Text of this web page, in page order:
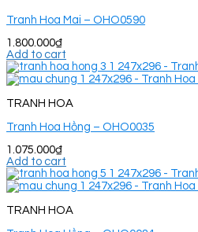
Tranh Hoa Mai – OHO0590
1.800.000₫
Add to cart
TRANH HOA
Tranh Hoa Hồng – OHO0035
1.075.000₫
Add to cart
TRANH HOA